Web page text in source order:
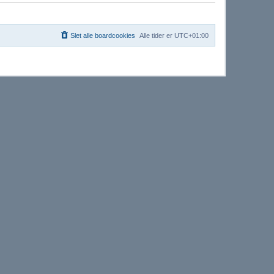
æ
Alle tider er UTC+01:00
Slet alle boardcookies